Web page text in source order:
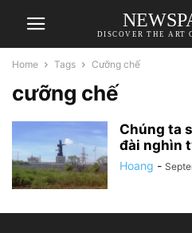
DISCOVER THE ART
Home Tags Cưỡng chế
cưỡng chế
Chúng ta
đài nghìn
Hoang -